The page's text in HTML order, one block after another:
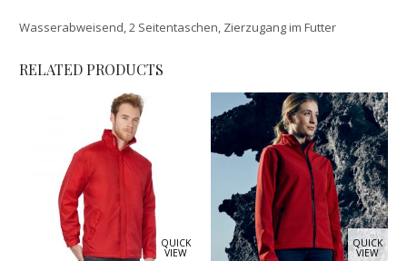
Wasserabweisend, 2 Seitentaschen, Zierzugang im Futter
RELATED PRODUCTS
QUICK
VIEW
QUICK
VIEW